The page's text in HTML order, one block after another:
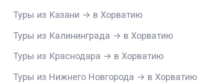
Туры из Казани → в Хорватию
Туры из Калининграда → в Хорватию
Туры из Краснодара → в Хорватию
Туры из Нижнего Новгорода → в Хорватию